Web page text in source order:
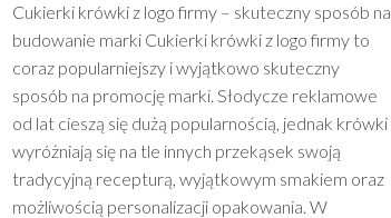
Cukierki krówki z logo firmy – skuteczny sposób na
budowanie marki Cukierki krówki z logo firmy to
coraz popularniejszy i wyjątkowo skuteczny
sposób na promocję marki. Słodycze reklamowe
od lat cieszą się dużą popularnością, jednak krówki
wyróżniają się na tle innych przekąsek swoją
tradycyjną recepturą, wyjątkowym smakiem oraz
możliwością personalizacji opakowania. W